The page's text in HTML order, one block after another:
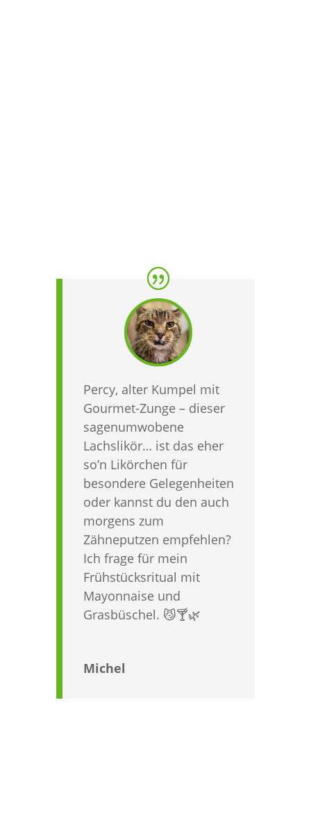
Percy, alter Kumpel mit
Gourmet-Zunge – dieser
sagenumwobene
Lachslikör… ist das eher
so’n Likörchen für
besondere Gelegenheiten
oder kannst du den auch
morgens zum
Zähneputzen empfehlen?
Ich frage für mein
Frühstücksritual mit
Mayonnaise und
Grasbüschel. 😼🍸🌿
Michel